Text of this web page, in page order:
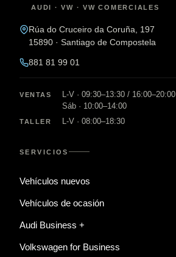
AUDI · VW · VW COMERCIALES
Rúa do Cruceiro da Coruña, 197
15890 · Santiago de Compostela
881 81 99 01
VENTAS
L-V · 09:30–13:30 / 16:00–20:00
Sáb · 10:00–14:00
TALLER L-V · 08:00–18:30
SERVICIOS
Vehículos nuevos
Vehículos de ocasión
Audi Business +
Volkswagen for Business